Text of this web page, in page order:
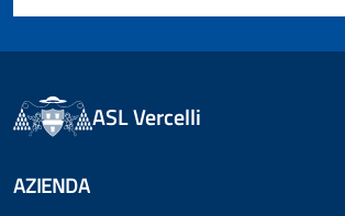
ASL Vercelli
AZIENDA